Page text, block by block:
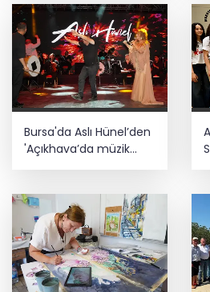
KOBİ OSB’de başvurular
başladı
Bursa'da Aslı Hünel’den
'Açıkhava’da müzik
ziyafeti